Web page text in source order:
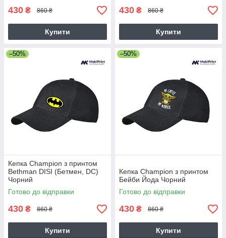
430 ₴ 860 ₴
Купити
430 ₴ 860 ₴
Купити
–50%
Кепка Champion з принтом
Bethman DISI (Бетмен, DC)
Чорний
Готово до відправки
430 ₴ 860 ₴
Купити
–50%
Кепка Champion з принтом
Бейби Йода Чорний
Готово до відправки
430 ₴ 860 ₴
Купити